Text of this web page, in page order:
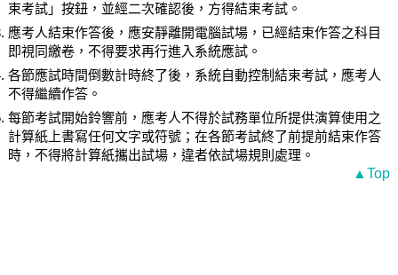
束考試」按鈕，並經二次確認後，方得結束考試。
應考人結束作答後，應安靜離開電腦試場，已經結束作答之科目
即視同繳卷，不得要求再行進入系統應試。
各節應試時間倒數計時終了後，系統自動控制結束考試，應考人
不得繼續作答。
每節考試開始鈴響前，應考人不得於試務單位所提供演算使用之
計算紙上書寫任何文字或符號；在各節考試終了前提前結束作答
時，不得將計算紙攜出試場，違者依試場規則處理。
▲Top